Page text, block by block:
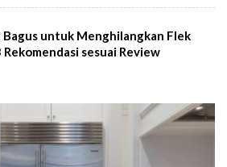
Bagus untuk Menghilangkan Flek
Rekomendasi sesuai Review